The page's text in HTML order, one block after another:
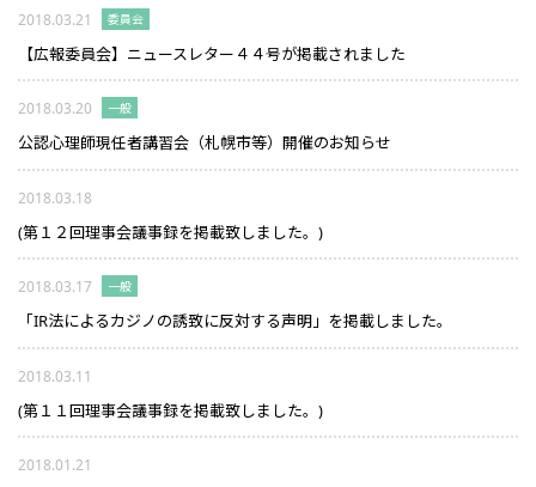
2018.03.21 委員会
【広報委員会】ニュースレター４４号が掲載されました
2018.03.20 一般
公認心理師現任者講習会（札幌市等）開催のお知らせ
2018.03.18
(第１２回理事会議事録を掲載致しました。)
2018.03.17 一般
「IR法によるカジノの誘致に反対する声明」を掲載しました。
2018.03.11
(第１１回理事会議事録を掲載致しました。)
2018.01.21